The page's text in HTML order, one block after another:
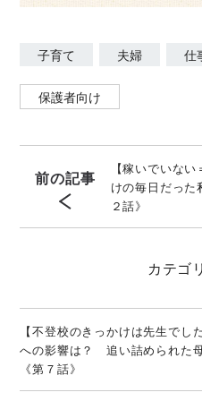
子育て 夫婦 仕
保護者向け
前の記事
【稼いでいな
けの毎日だった
２話》
カテゴリ
【不登校のきっかけは先生でし
への影響は？ 追い詰められた
《第７話》